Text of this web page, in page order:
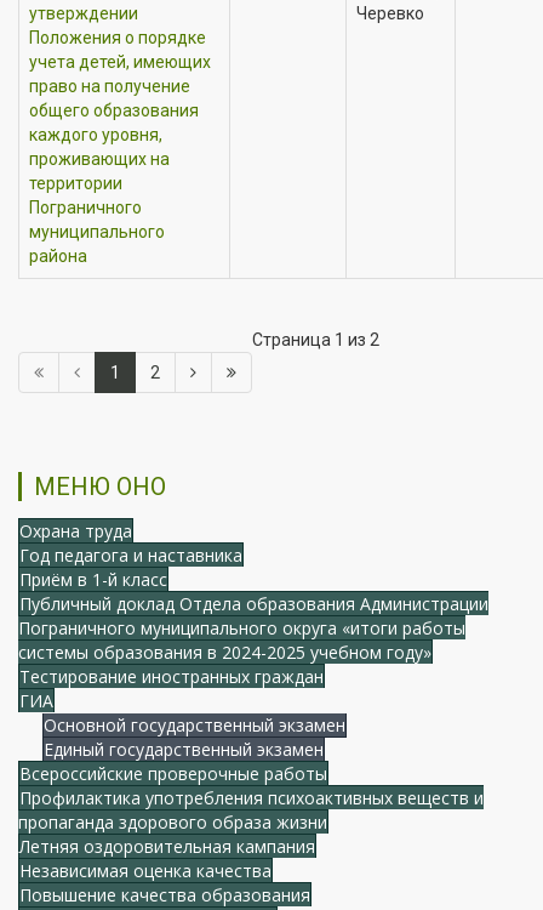
утверждении
Положения о порядке
учета детей, имеющих
право на получение
общего образования
каждого уровня,
проживающих на
территории
Пограничного
муниципального
района
Черевко
Страница 1 из 2
1
2
МЕНЮ ОНО
Охрана труда
Год педагога и наставника
Приём в 1-й класс
Публичный доклад Отдела образования Администрации
Пограничного муниципального округа «итоги работы
системы образования в 2024-2025 учебном году»
Тестирование иностранных граждан
ГИА
Основной государственный экзамен
Единый государственный экзамен
Всероссийские проверочные работы
Профилактика употребления психоактивных веществ и
пропаганда здорового образа жизни
Летняя оздоровительная кампания
Независимая оценка качества
Повышение качества образования